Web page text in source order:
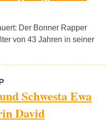
Der Bonner Rapper
von 43 Jahren in seiner
Schwesta Ewa
David